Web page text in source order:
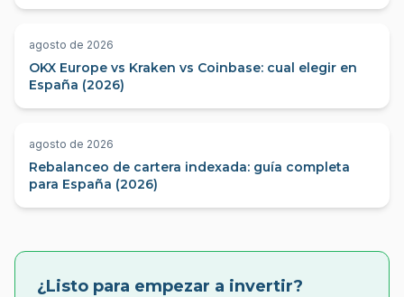
agosto de 2026
OKX Europe vs Kraken vs Coinbase: cual elegir en
España (2026)
agosto de 2026
Rebalanceo de cartera indexada: guía completa
para España (2026)
¿Listo para empezar a invertir?